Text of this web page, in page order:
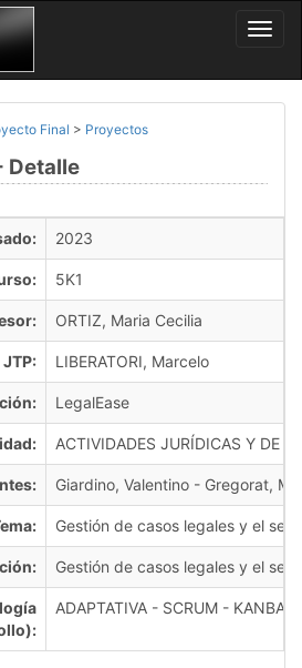
Final > Proyectos
Detalle
2023
5K1
ORTIZ, Maria Cecilia
JTP: LIBERATORI, Marcelo
LegalEase
ACTIVIDADES JURÍDICAS Y DE
Giardino, Valentino - Gregorat,
Gestión de casos legales y el
Gestión de casos legales y el
ADAPTATIVA - SCRUM - KANBAN